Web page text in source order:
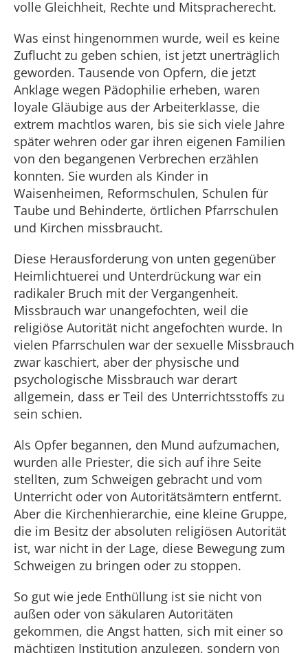
volle Gleichheit, Rechte und Mitspracherecht.
Was einst hingenommen wurde, weil es keine
Zuflucht zu geben schien, ist jetzt unerträglich
geworden. Tausende von Opfern, die jetzt
Anklage wegen Pädophilie erheben, waren
loyale Gläubige aus der Arbeiterklasse, die
extrem machtlos waren, bis sie sich viele Jahre
später wehren oder gar ihren eigenen Familien
von den begangenen Verbrechen erzählen
konnten. Sie wurden als Kinder in
Waisenheimen, Reformschulen, Schulen für
Taube und Behinderte, örtlichen Pfarrschulen
und Kirchen missbraucht.
Diese Herausforderung von unten gegenüber
Heimlichtuerei und Unterdrückung war ein
radikaler Bruch mit der Vergangenheit.
Missbrauch war unangefochten, weil die
religiöse Autorität nicht angefochten wurde. In
vielen Pfarrschulen war der sexuelle Missbrauch
zwar kaschiert, aber der physische und
psychologische Missbrauch war derart
allgemein, dass er Teil des Unterrichtsstoffs zu
sein schien.
Als Opfer begannen, den Mund aufzumachen,
wurden alle Priester, die sich auf ihre Seite
stellten, zum Schweigen gebracht und vom
Unterricht oder von Autoritätsämtern entfernt.
Aber die Kirchenhierarchie, eine kleine Gruppe,
die im Besitz der absoluten religiösen Autorität
ist, war nicht in der Lage, diese Bewegung zum
Schweigen zu bringen oder zu stoppen.
So gut wie jede Enthüllung ist sie nicht von
außen oder von säkularen Autoritäten
gekommen, die Angst hatten, sich mit einer so
mächtigen Institution anzulegen, sondern von